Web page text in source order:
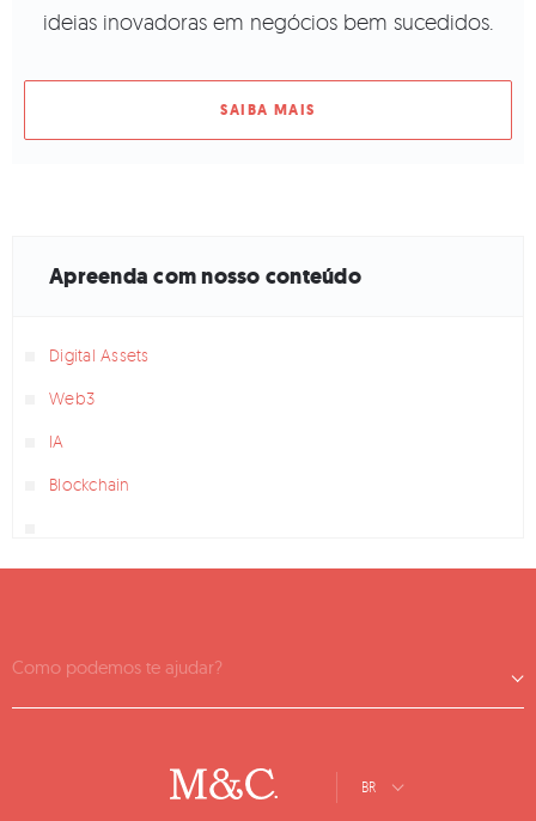
ideias inovadoras em negócios bem sucedidos.
SAIBA MAIS
Apreenda com nosso conteúdo
Digital Assets
Web3
IA
Blockchain
Como podemos te ajudar?
BR